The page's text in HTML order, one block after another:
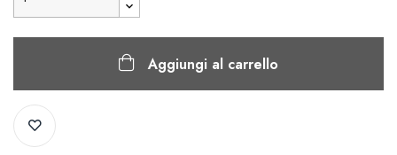
Aggiungi al carrello